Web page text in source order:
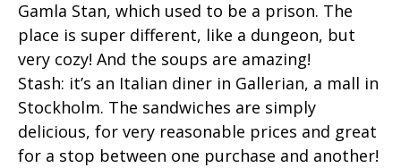
Gamla Stan, which used to be a prison. The
place is super different, like a dungeon, but
very cozy! And the soups are amazing!
Stash: it’s an Italian diner in Gallerian, a mall in
Stockholm. The sandwiches are simply
delicious, for very reasonable prices and great
for a stop between one purchase and another!